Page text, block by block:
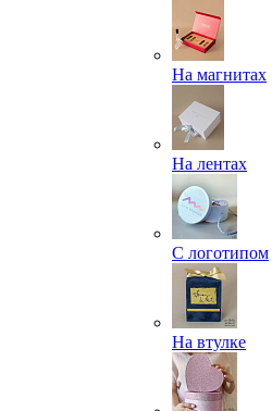
На магнитах
На лентах
С логотипом
На втулке